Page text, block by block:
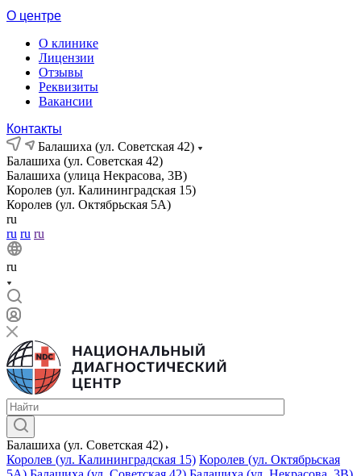
О центре
О клинике
Лицензии
Отзывы
Реквизиты
Вакансии
Контакты
Балашиха (ул. Советская 42)
Балашиха (ул. Советская 42)
Балашиха (улица Некрасова, 3В)
Королев (ул. Калининградская 15)
Королев (ул. Октябрьская 5А)
ru
ru ru ru
ru
Балашиха (ул. Советская 42)
Королев (ул. Калининградская 15) Королев (ул. Октябрьская